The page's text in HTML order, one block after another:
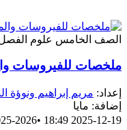
الصف الخامس علوم
ملخصات للفيروسات
إعداد: مريم إبراهيم ونوؤة
إضافة: مايا
2025-12-19 18:49
•
2026